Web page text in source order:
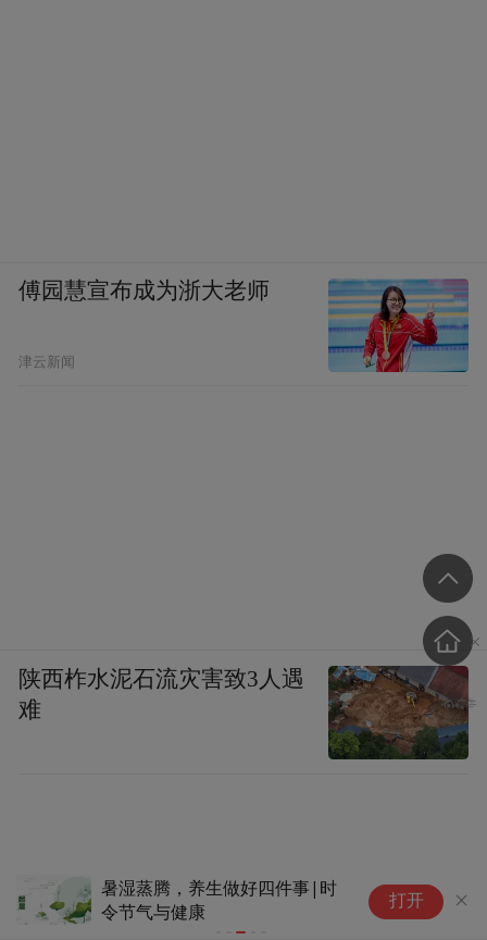
暑湿蒸腾，养生做好四件事|时
令节气与健康
打开
傅园慧宣布成为浙大老师
津云新闻
陕西柞水泥石流灾害致3人遇
难